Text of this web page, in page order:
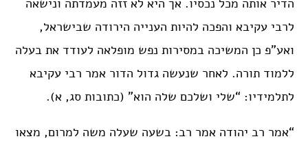
הדיר אותה מכל נכסיו. אך היא לא זזה מעמדתה ונישאה
לרבי עקיבא והפכה להיות הענייה הירודה שבישראל,
ואע”פ כן המשיכה במסירות נפש מופלאה לעודד את בעלה
ללמוד תורה. לאחר שנעשה גדול הדור אמר רבי עקיבא
לתלמידיו: “שלי ושלכם שלה הוא” (כתובות סג, א).
“אמר רב יהודה אמר רב: בשעה שעלה משה למרום, מצאו